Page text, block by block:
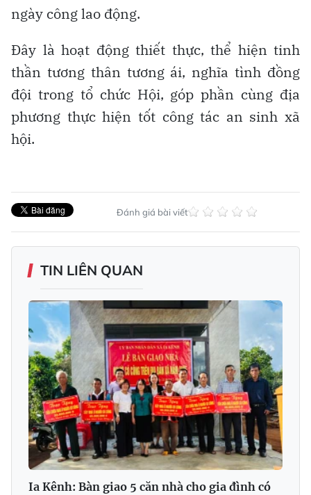
ngày công lao động.
Đây là hoạt động thiết thực, thể hiện tinh
thần tương thân tương ái, nghĩa tình đồng
đội trong tổ chức Hội, góp phần cùng địa
phương thực hiện tốt công tác an sinh xã
hội.
Đánh giá bài viết
TIN LIÊN QUAN
Ia Kênh: Bàn giao 5 căn nhà cho gia đình có